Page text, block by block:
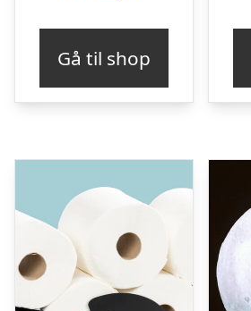
Gå til shop